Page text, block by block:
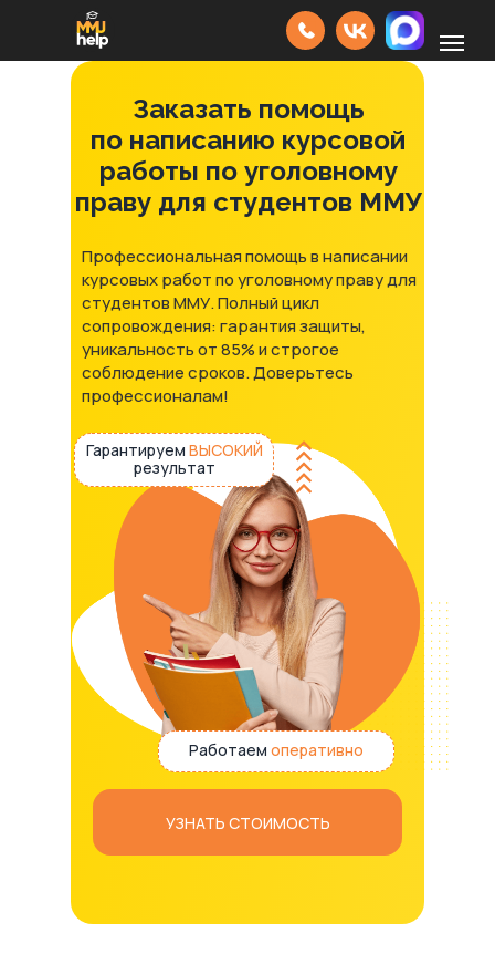
Профессиональная помощь в написании
курсовых работ по уголовному праву для
студентов ММУ. Полный цикл
сопровождения: гарантия защиты,
уникальность от 85% и строгое
соблюдение сроков. Доверьтесь
профессионалам!
Гарантируем ВЫСОКИЙ
результат
Работаем оперативно
УЗНАТЬ СТОИМОСТЬ
Заказать помощь
по написанию курсовой
работы по уголовному
праву для студентов ММУ